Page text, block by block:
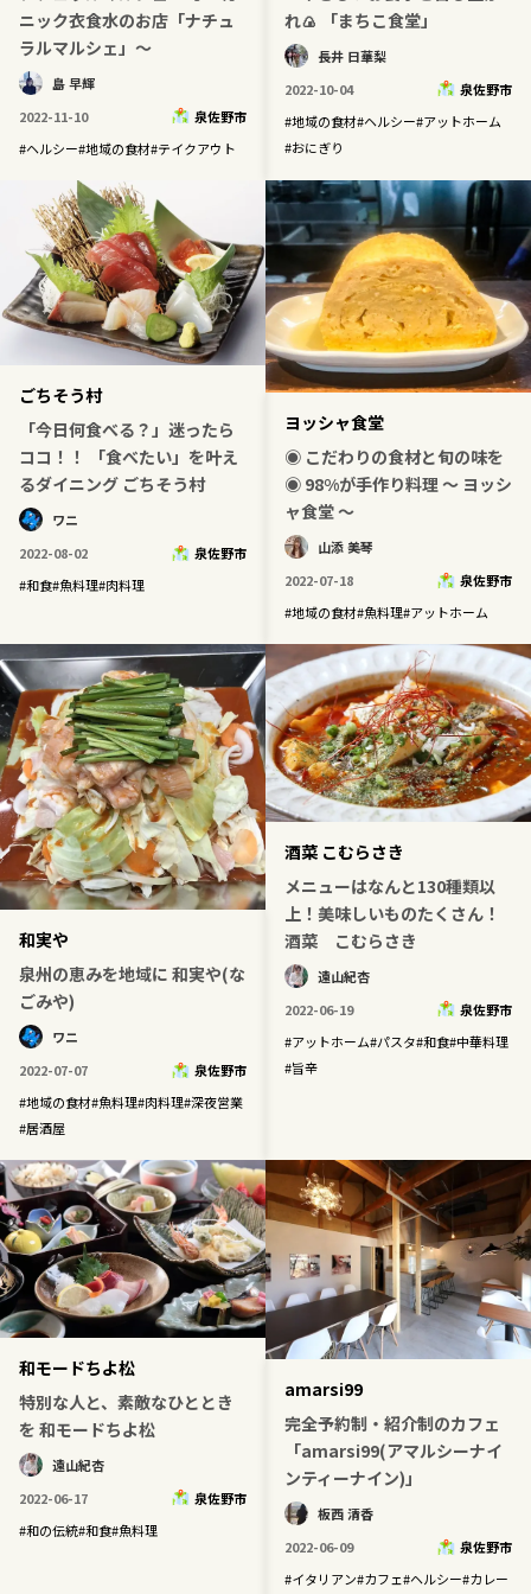
ニック衣食水のお店「ナチュ
ラルマルシェ」～
島 早輝
2022-11-10
泉佐野市
#ヘルシー#地域の食材#テイクアウト
れ🍙 「まちこ食堂」
長井 日華梨
2022-10-04
泉佐野市
#地域の食材#ヘルシー#アットホーム
#おにぎり
ごちそう村
「今日何食べる？」迷ったら
ココ！！ 「食べたい」を叶え
るダイニング ごちそう村
ワニ
2022-08-02
泉佐野市
#和食#魚料理#肉料理
ヨッシャ食堂
◉ こだわりの食材と旬の味を
◉ 98%が手作り料理 〜 ヨッシ
ャ食堂 〜
山添 美琴
2022-07-18
泉佐野市
#地域の食材#魚料理#アットホーム
和実や
泉州の恵みを地域に 和実や(な
ごみや)
ワニ
2022-07-07
泉佐野市
#地域の食材#魚料理#肉料理#深夜営業
#居酒屋
酒菜 こむらさき
メニューはなんと130種類以
上！美味しいものたくさん！
酒菜 こむらさき
遠山紀杏
2022-06-19
泉佐野市
#アットホーム#パスタ#和食#中華料理
#旨辛
和モードちよ松
特別な人と、素敵なひととき
を 和モードちよ松
遠山紀杏
2022-06-17
泉佐野市
#和の伝統#和食#魚料理
amarsi99
完全予約制・紹介制のカフェ
「amarsi99(アマルシーナイ
ンティーナイン)」
板西 清香
2022-06-09
泉佐野市
#イタリアン#カフェ#ヘルシー#カレー